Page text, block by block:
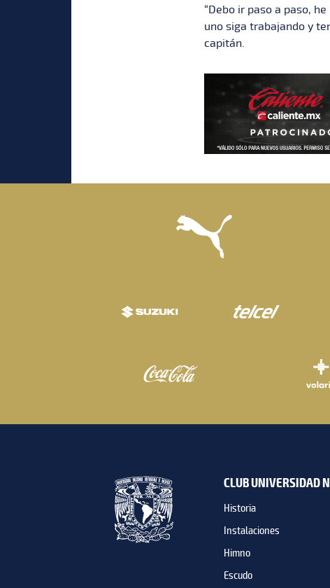
“Debo ir paso a paso,
uno siga trabajando y
capitán.
CLUB UNIVERSIDAD
Historia
Instalaciones
Himno
Escudo